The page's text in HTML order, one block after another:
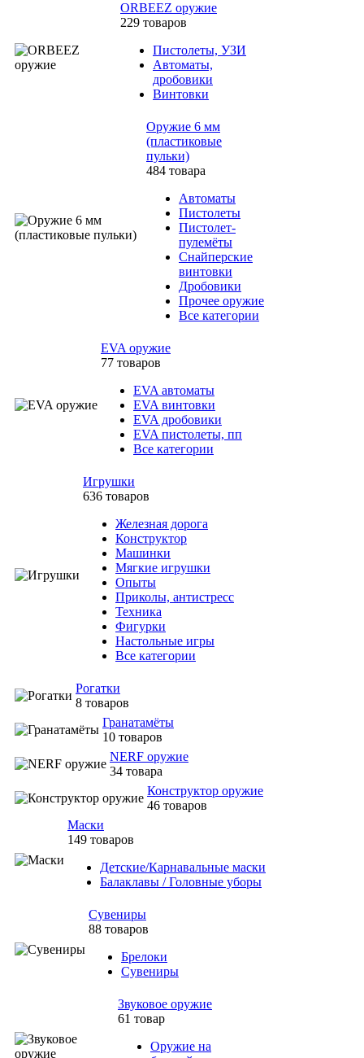
ORBEEZ оружие
229 товаров
Пистолеты, УЗИ
Автоматы,
дробовики
Винтовки
Оружие 6 мм
(пластиковые
пульки)
484 товара
Автоматы
Пистолеты
Пистолет-
пулемёты
Снайперские
винтовки
Дробовики
Прочее оружие
Все категории
EVA оружие
77 товаров
EVA автоматы
EVA винтовки
EVA дробовики
EVA пистолеты, пп
Все категории
Игрушки
636 товаров
Железная дорога
Конструктор
Машинки
Мягкие игрушки
Опыты
Приколы, антистресс
Техника
Фигурки
Настольные игры
Все категории
Рогатки
8 товаров
Гранатамёты
10 товаров
NERF оружие
34 товара
Конструктор оружие
46 товаров
Маски
149 товаров
Детские/Карнавальные маски
Балаклавы / Головные уборы
Сувениры
88 товаров
Брелоки
Сувениры
Звуковое оружие
61 товар
Оружие на